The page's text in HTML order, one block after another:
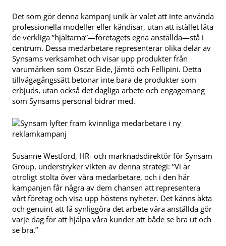
Det som gör denna kampanj unik är valet att inte använda
professionella modeller eller kändisar, utan att istället låta
de verkliga ”hjältarna”—företagets egna anställda—stå i
centrum. Dessa medarbetare representerar olika delar av
Synsams verksamhet och visar upp produkter från
varumärken som Oscar Eide, Jämtö och Fellipini. Detta
tillvägagångssätt betonar inte bara de produkter som
erbjuds, utan också det dagliga arbete och engagemang
som Synsams personal bidrar med.
Susanne Westford, HR- och marknadsdirektör för Synsam
Group, understryker vikten av denna strategi: ”Vi är
otroligt stolta över våra medarbetare, och i den här
kampanjen får några av dem chansen att representera
vårt företag och visa upp höstens nyheter. Det känns äkta
och genuint att få synliggöra det arbete våra anställda gör
varje dag för att hjälpa våra kunder att både se bra ut och
se bra.”